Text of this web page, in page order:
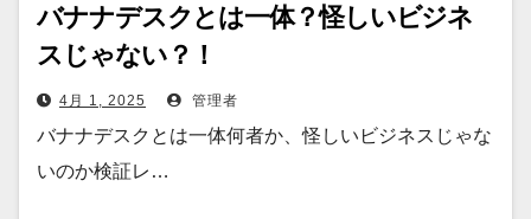
バナナデスクとは一体？怪しいビジネ
スじゃない？！
4月 1, 2025 管理者
バナナデスクとは一体何者か、怪しいビジネスじゃな
いのか検証レ…